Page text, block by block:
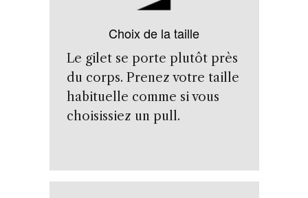
Choix de la taille
Le gilet se porte plutôt près
du corps. Prenez votre taille
habituelle comme si vous
choisissiez un pull.